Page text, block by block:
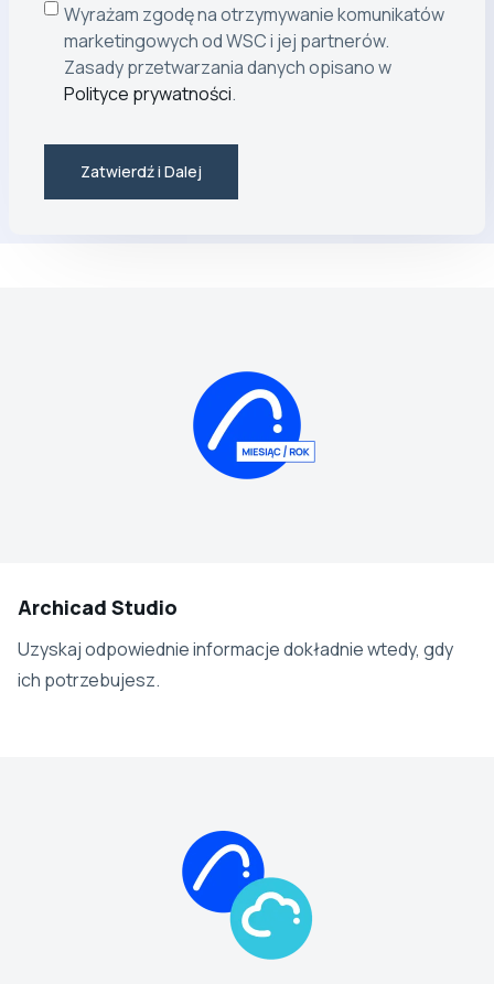
Wyrażam zgodę na otrzymywanie komunikatów
marketingowych od WSC i jej partnerów.
Zasady przetwarzania danych opisano w
Polityce prywatności.
Zatwierdź i Dalej
Archicad Studio
Uzyskaj odpowiednie informacje dokładnie wtedy, gdy
ich potrzebujesz.